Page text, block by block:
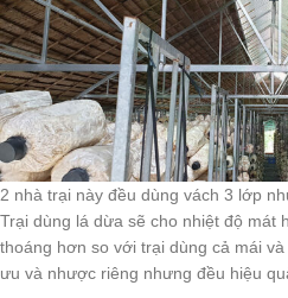
2 nhà trại này đều dùng vách 3 lớp
Trại dùng lá dừa sẽ cho nhiệt độ mát
thoáng hơn so với trại dùng cả mái
ưu và nhược riêng nhưng đều hiệu